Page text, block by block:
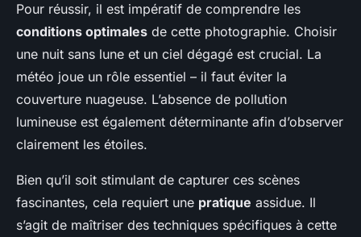
Pour réussir, il est impératif de comprendre les
conditions optimales de cette photographie. Choisir
une nuit sans lune et un ciel dégagé est crucial. La
météo joue un rôle essentiel – il faut éviter la
couverture nuageuse. L’absence de pollution
lumineuse est également déterminante afin d’observer
clairement les étoiles.
Bien qu’il soit stimulant de capturer ces scènes
fascinantes, cela requiert une pratique assidue. Il
s’agit de maîtriser des techniques spécifiques à cette